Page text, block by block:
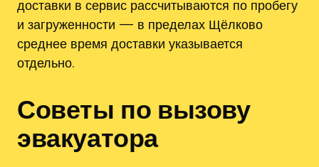
доставки в сервис рассчитываются по пробегу
и загруженности — в пределах Щёлково
среднее время доставки указывается
отдельно.
Советы по вызову
эвакуатора